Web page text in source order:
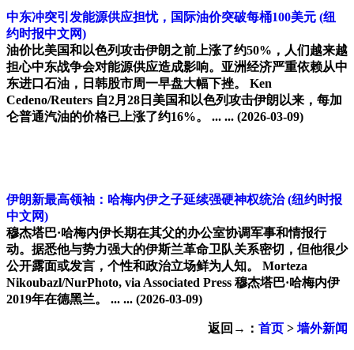
中东冲突引发能源供应担忧，国际油价突破每桶100美元 (纽
约时报中文网)
油价比美国和以色列攻击伊朗之前上涨了约50%，人们越来越
担心中东战争会对能源供应造成影响。亚洲经济严重依赖从中
东进口石油，日韩股市周一早盘大幅下挫。 Ken
Cedeno/Reuters 自2月28日美国和以色列攻击伊朗以来，每加
仑普通汽油的价格已上涨了约16%。 ... ... (2026-03-09)
伊朗新最高领袖：哈梅内伊之子延续强硬神权统治 (纽约时报
中文网)
穆杰塔巴·哈梅内伊长期在其父的办公室协调军事和情报行
动。据悉他与势力强大的伊斯兰革命卫队关系密切，但他很少
公开露面或发言，个性和政治立场鲜为人知。 Morteza
Nikoubazl/NurPhoto, via Associated Press 穆杰塔巴·哈梅内伊
2019年在德黑兰。 ... ... (2026-03-09)
返回→： 首页 > 墙外新闻